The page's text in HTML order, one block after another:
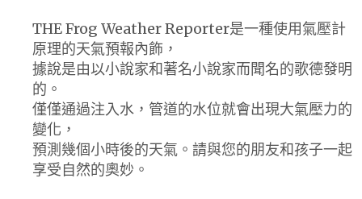
THE Frog Weather Reporter是一種使用氣壓計
原理的天氣預報內飾，
據說是由以小說家和著名小說家而聞名的歌德發明
的。
僅僅通過注入水，管道的水位就會出現大氣壓力的
變化，
預測幾個小時後的天氣。請與您的朋友和孩子一起
享受自然的奧妙。